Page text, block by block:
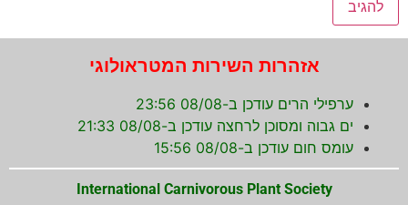
אזהרות השירות המטראולוגי
ערפילי הרים עודכן ב-08/08 23:56
ים גבוה ומסוכן לרחצה עודכן ב-08/08 21:33
עומס חום עודכן ב-08/08 15:56
International Carnivorous Plant Society